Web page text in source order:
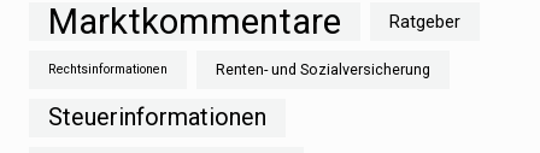
Marktkommentare Ratgeber
Rechtsinformationen Renten- und Sozialversicherung
Steuerinformationen